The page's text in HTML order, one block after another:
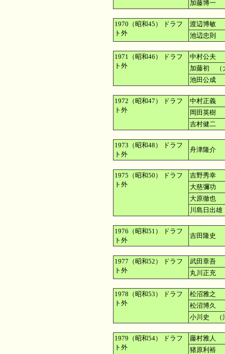
加藤博一
1970（昭和45） ドラフ
ト外
渡辺博敏
池辺忠則
1971（昭和46） ドラフ
ト外
中村公夫
加藤初 （
池田公成
1972（昭和47） ドラフ
ト外
中村正義
岡田英樹
吉村健二
1973（昭和48） ドラフ
ト外
舟津隆介
1975（昭和50） ドラフ
ト外
吉野秀幸
大慈彌功
大原徹也
川島日出
1976（昭和51） ドラフ
ト外
吉田隆史
1977（昭和52） ドラフ
ト外
武田章吾
丸川正充
1978（昭和53） ドラフ
ト外
松沼雅之
松沼博久
小川史 （
1979（昭和54） ドラフ
ト外
藤村雅人
猪原利裕